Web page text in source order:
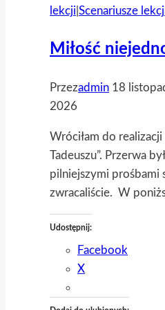
lekcji Scenariusze
Miłość
Przezadmin 18
2026
Wróciłam do realizacji
Tadeuszu”. Przerwa
pilniejszymi prośbami
zwracaliście. W
Udostępnij:
Facebook
X